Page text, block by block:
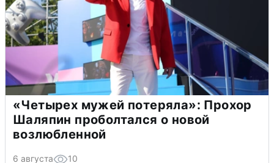
«Четырех мужей потеряла»: Прохор
Шаляпин проболтался о новой
возлюбленной
6 августа 10